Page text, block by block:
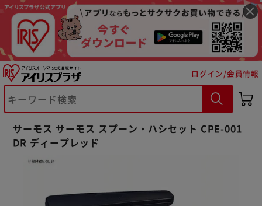
ログイン/会員情報
サーモス サーモス スプーン・ハシセット CPE-001
DR ディープレッド
※ご確認ください
カートに入れる